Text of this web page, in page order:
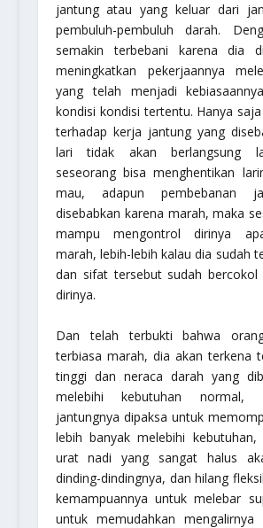
jantung atau yang keluar dari
pembuluh-pembuluh darah.
semakin terbebani karena dia
meningkatkan pekerjaannya
yang telah menjadi
kondisi kondisi tertentu. Hanya
terhadap kerja jantung yang
lari tidak akan berlangsung
seseorang bisa menghentikan
mau, adapun pembebanan
disebabkan karena marah, maka
mampu mengontrol dirinya
marah, lebih-lebih kalau dia sudah
dan sifat tersebut sudah bercokol
dirinya.
Dan telah terbukti bahwa
terbiasa marah, dia akan terkena
tinggi dan neraca darah yang
melebihi kebutuhan normal,
jantungnya dipaksa untuk
lebih banyak melebihi kebutuhan,
urat nadi yang sangat halus
dinding-dindingnya, dan hilang
kemampuannya untuk melebar
untuk memudahkan